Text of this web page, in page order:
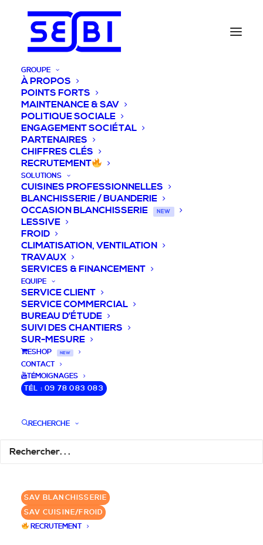
GROUPE
À PROPOS
POINTS FORTS
MAINTENANCE & SAV
POLITIQUE SOCIALE
ENGAGEMENT SOCIÉTAL
PARTENAIRES
CHIFFRES CLÉS
RECRUTEMENT
SOLUTIONS
CUISINES PROFESSIONNELLES
BLANCHISSERIE / BUANDERIE
OCCASION BLANCHISSERIE
NEW
LESSIVE
FROID
CLIMATISATION, VENTILATION
TRAVAUX
SERVICES & FINANCEMENT
EQUIPE
SERVICE CLIENT
SERVICE COMMERCIAL
BUREAU D’ÉTUDE
SUIVI DES CHANTIERS
SUR-MESURE
ESHOP NEW
CONTACT
TÉMOIGNAGES
TÉL : 09 78 083 083
RECHERCHE
SAV BLANCHISSERIE
SAV CUISINE/FROID
RECRUTEMENT
DEVIS / CONSEILS /
QUESTIONS
✆ 09 78 083 083
GROUPE SEBI